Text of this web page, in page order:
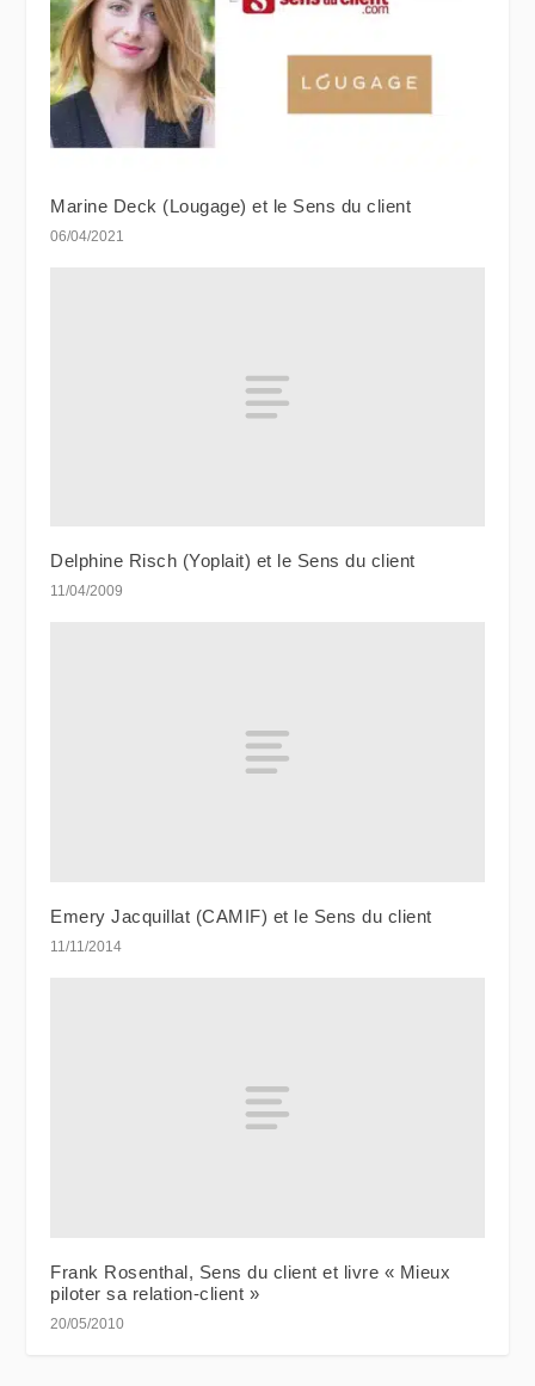
Marine Deck (Lougage) et le Sens du client
06/04/2021
Delphine Risch (Yoplait) et le Sens du client
11/04/2009
Emery Jacquillat (CAMIF) et le Sens du client
11/11/2014
Frank Rosenthal, Sens du client et livre « Mieux
piloter sa relation-client »
20/05/2010